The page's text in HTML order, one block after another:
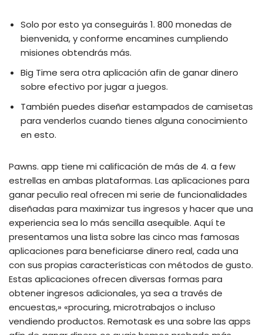
Solo por esto ya conseguirás 1. 800 monedas de
bienvenida, y conforme encamines cumpliendo
misiones obtendrás más.
Big Time sera otra aplicación afin de ganar dinero
sobre efectivo por jugar a juegos.
También puedes diseñar estampados de camisetas
para venderlos cuando tienes alguna conocimiento
en esto.
Pawns. app tiene mi calificación de más de 4. a few
estrellas en ambas plataformas. Las aplicaciones para
ganar peculio real ofrecen mi serie de funcionalidades
diseñadas para maximizar tus ingresos y hacer que una
experiencia sea lo más sencilla asequible. Aquí te
presentamos una lista sobre las cinco mas famosas
aplicaciones para beneficiarse dinero real, cada una
con sus propias características con métodos de gusto.
Estas aplicaciones ofrecen diversas formas para
obtener ingresos adicionales, ya sea a través de
encuestas,» «procuring, microtrabajos o incluso
vendiendo productos. Remotask es una sobre las apps